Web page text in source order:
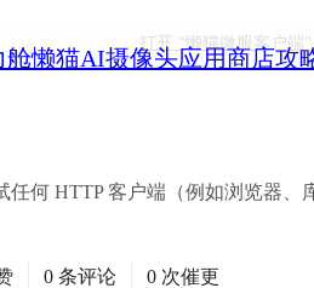
舱懒猫AI摄像头应用商店攻
打开 “懒猫微服客户端”
任何 HTTP 客户端（例如浏览器
0 条评论 0 次催更